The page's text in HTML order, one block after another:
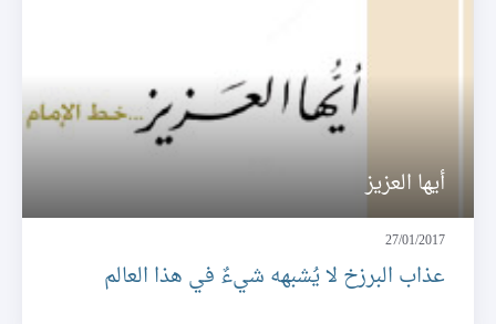
أيها العزيز
27/01/2017
عذاب البرزخ لا يُشبهه شيءٌ في هذا العالم